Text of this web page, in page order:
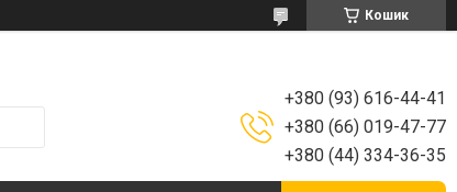
Кошик
+380 (93) 616-44-41
+380 (66) 019-47-77
+380 (44) 334-36-35